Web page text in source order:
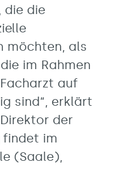
die die
möchten, als
im Rahmen
auf
sind“, erklärt
der
findet im
(Saale),